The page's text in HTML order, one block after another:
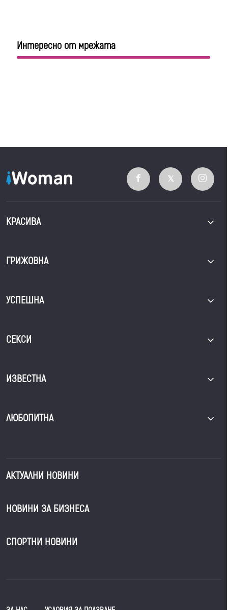
Интересно от мрежата
КРАСИВА
ГРИЖОВНА
УСПЕШНА
СЕКСИ
ИЗВЕСТНА
ЛЮБОПИТНА
АКТУАЛНИ НОВИНИ
НОВИНИ ЗА БИЗНЕСА
СПОРТНИ НОВИНИ